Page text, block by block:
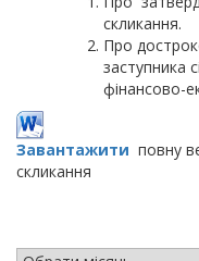
скликання.
Про
заступника
фінансово-
Завантажити повну
скликання